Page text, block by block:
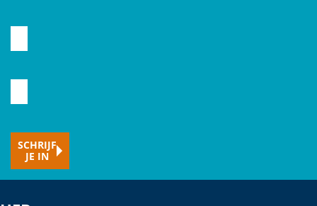
CAPTCHA
je
e-
mailadres
SCHRIJF
JE IN